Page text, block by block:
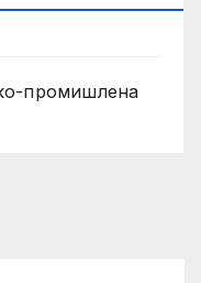
промишлена